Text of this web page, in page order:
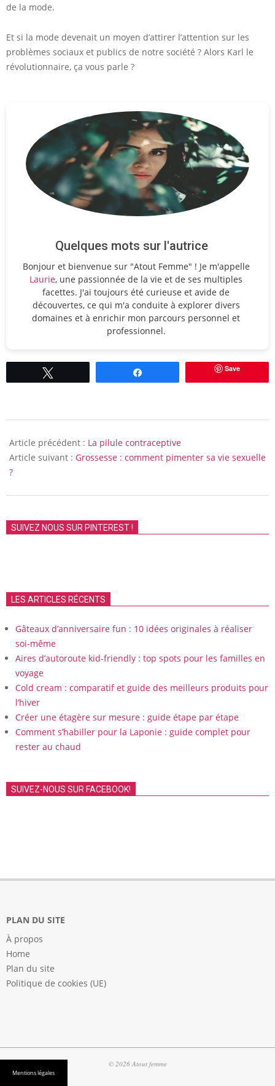
Mentions légales
de la mode.
Et si la mode devenait un moyen d’attirer l’attention sur les
problèmes sociaux et publics de notre société ? Alors Karl le
révolutionnaire, ça vous parle ?
Quelques mots sur l'autrice
Bonjour et bienvenue sur "Atout Femme" ! Je m'appelle
Laurie, une passionnée de la vie et de ses multiples
facettes. J'ai toujours été curieuse et avide de
découvertes, ce qui m'a conduite à explorer divers
domaines et à enrichir mon parcours personnel et
professionnel.
Save
10-
01
Article précédent : La pilule contraceptive
Article suivant : Grossesse : comment pimenter sa vie sexuelle
?
SUIVEZ NOUS SUR PINTEREST !
LES ARTICLES RÉCENTS
Gâteaux d’anniversaire fun : 10 idées originales à réaliser
soi-même
Aires d’autoroute kid-friendly : top spots pour les familles en
voyage
Cold cream : comparatif et guide des meilleurs produits pour
l’hiver
Créer une étagère sur mesure : guide étape par étape
Comment s’habiller pour la Laponie : guide complet pour
rester au chaud
SUIVEZ-NOUS SUR FACEBOOK!
PLAN DU SITE
À propos
Home
Plan du site
Politique de cookies (UE)
© 2026 Atout femme